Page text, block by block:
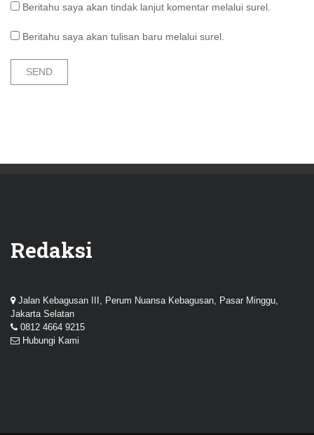
Beritahu saya akan tindak lanjut komentar melalui surel.
Beritahu saya akan tulisan baru melalui surel.
Redaksi
Jalan Kebagusan III, Perum Nuansa Kebagusan, Pasar Minggu,
Jakarta Selatan
0812 4664 9215
Hubungi Kami